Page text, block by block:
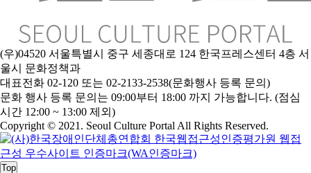
(우)04520 서울특별시 중구 세종대로 124 한국프레스센터 4층 서
울시 문화정책과
대표전화 02-120 또는 02-2133-2538(문화행사 등록 문의)
문화 행사 등록 문의는 09:00부터 18:00 까지 가능합니다. (점심
시간 12:00 ~ 13:00 제외)
Copyright © 2021. Seoul Culture Portal All Rights Reserved.
Top